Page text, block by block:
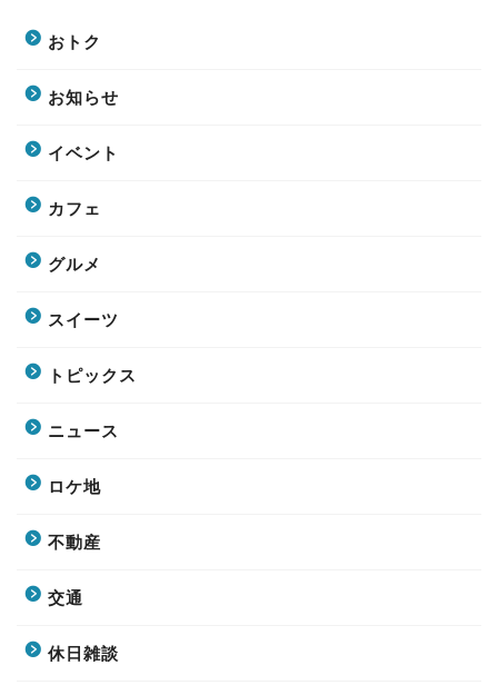
おトク
お知らせ
イベント
カフェ
グルメ
スイーツ
トピックス
ニュース
ロケ地
不動産
交通
休日雑談